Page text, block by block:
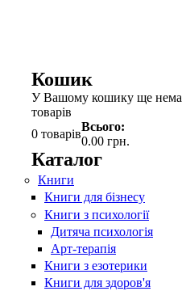
Кошик
У Вашому кошику ще нема
товарів
0 товарів
Всього:
0.00 грн.
Каталог
Книги
Книги для бізнесу
Книги з психології
Дитяча психологія
Арт-терапія
Книги з езотерики
Книги для здоров'я